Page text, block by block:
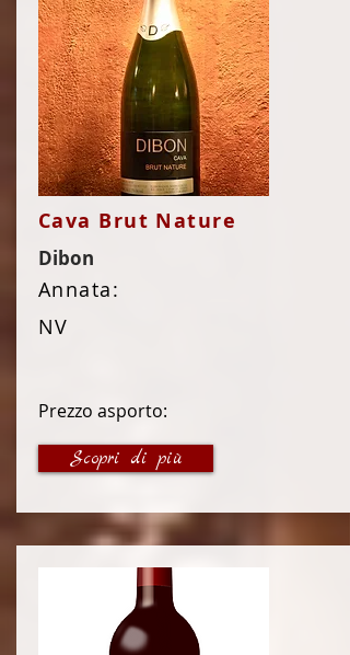
Cava Brut Nature
Dibon
Annata:
NV
Prezzo asporto:
15 €Scopri di più